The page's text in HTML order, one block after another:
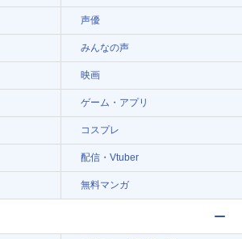
声優
みんなの声
映画
ゲーム・アプリ
コスプレ
配信・Vtuber
無料マンガ